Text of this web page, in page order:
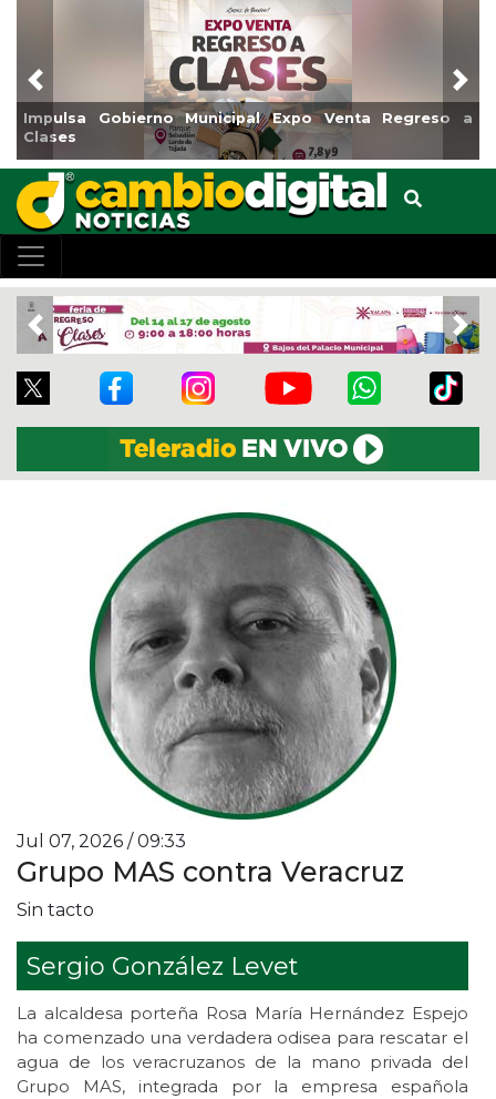
Expo Venta Regreso a
Reabrirá
Centro
Previous
Previous
Jul 07, 2026 / 09:33
Grupo MAS contra Veracruz
Sin tacto
Sergio González Levet
La alcaldesa porteña Rosa María Hernández Espejo
ha comenzado una verdadera odisea para rescatar el
agua de los veracruzanos de la mano privada del
Grupo MAS, integrada por la empresa española